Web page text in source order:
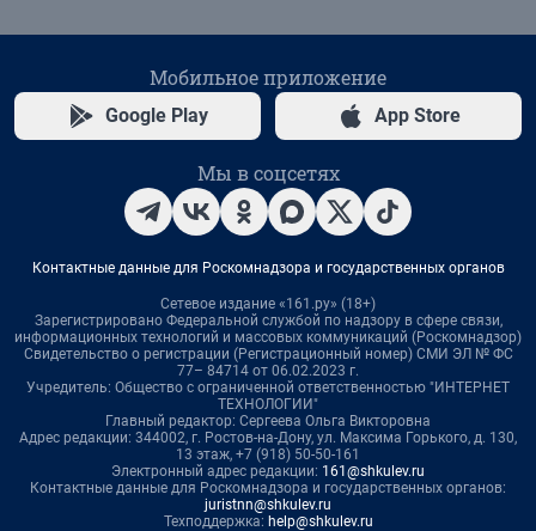
Мобильное приложение
Google Play App Store
Мы в соцсетях
Контактные данные для Роскомнадзора и государственных органов
Сетевое издание «161.ру» (18+)
Зарегистрировано Федеральной службой по надзору в сфере связи,
информационных технологий и массовых коммуникаций (Роскомнадзор)
Свидетельство о регистрации (Регистрационный номер) СМИ ЭЛ № ФС
77– 84714 от 06.02.2023 г.
Учредитель: Общество с ограниченной ответственностью "ИНТЕРНЕТ
ТЕХНОЛОГИИ"
Главный редактор: Сергеева Ольга Викторовна
Адрес редакции: 344002, г. Ростов-на-Дону, ул. Максима Горького, д. 130,
13 этаж, +7 (918) 50-50-161
Электронный адрес редакции: 161@shkulev.ru
Контактные данные для Роскомнадзора и государственных органов:
juristnn@shkulev.ru
Техподдержка: help@shkulev.ru